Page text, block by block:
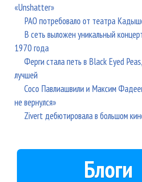
«Unshatter»
РАО потребовало от театра
В сеть выложен уникальный
1970 года
Ферги стала петь в Black Eyed
лучшей
Сосо Павлиашвили и Максим
не вернулся»
Zivert дебютировала в большом
Блоги